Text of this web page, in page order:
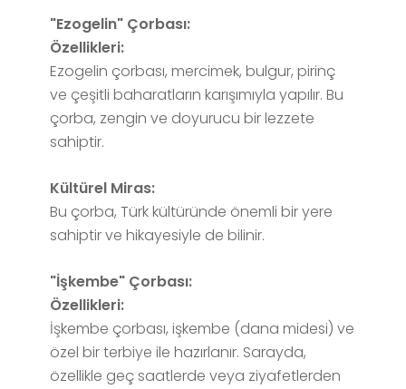
"Ezogelin" Çorbası:
Özellikleri:
Ezogelin çorbası, mercimek, bulgur, pirinç
ve çeşitli baharatların karışımıyla yapılır. Bu
çorba, zengin ve doyurucu bir lezzete
sahiptir.
Kültürel Miras:
Bu çorba, Türk kültüründe önemli bir yere
sahiptir ve hikayesiyle de bilinir.
"İşkembe" Çorbası:
Özellikleri:
İşkembe çorbası, işkembe (dana midesi) ve
özel bir terbiye ile hazırlanır. Sarayda,
özellikle geç saatlerde veya ziyafetlerden